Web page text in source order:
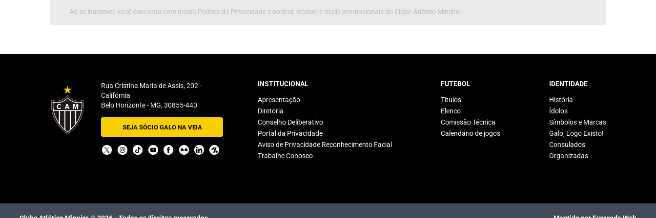
Ao se inscrever, você concorda com nossa Política de Privacidade e poderá receber e-mails promocionais do Clube Atlético Mineiro.
Rua Cristina Maria de Assis, 202 -
Califórnia
Belo Horizonte - MG, 30855-440
SEJA SÓCIO GALO NA VEIA
INSTITUCIONAL
Apresentação
Diretoria
Conselho Deliberativo
Portal da Privacidade
Aviso de Privacidade Reconhecimento Facial
Trabalhe Conosco
FUTEBOL
Títulos
Elenco
Comissão Técnica
Calendário de jogos
IDENTIDADE
História
Ídolos
Símbolos e Marcas
Galo, Logo Existo!
Consulados
Organizadas